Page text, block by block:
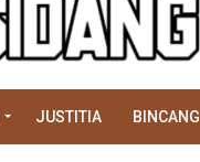
JUSTITIA BINCANG